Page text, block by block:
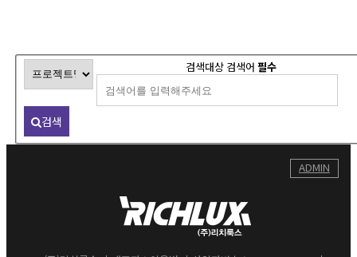
검색대상 검색어 필수
검색
ADMIN